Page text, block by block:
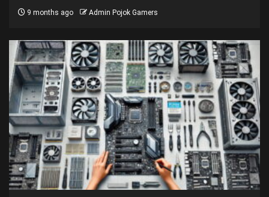
9 months ago Admin Pojok Gamers